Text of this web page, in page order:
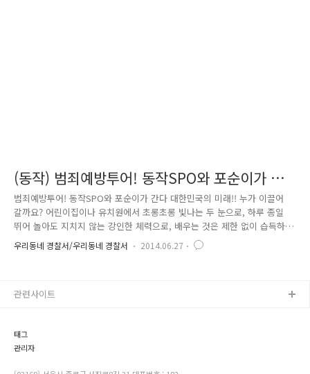
(동작) 범죄예방투어! 동작SPO와 포순이가 간
다!
범죄예방투어! 동작SPO와 포순이가 간다 대한민국의 미래!! 누가 이끌어
갈까요? 어린이집이나 유치원에서 초롱초롱 빛나는 두 눈으로, 하루 종일
뛰어 놀아도 지치지 않는 강인한 체력으로, 배우는 것은 제한 없이 습득하
는 무한한 두뇌 용량을 가진... 사랑스런 우리 아이들이 아닐까요? 이처럼
소중한 우리 아이들이 더 이상 범죄피해로 인해 상처를 받지 않도록 동작
습이 좀 어디선가 본 듯하지 않나요? 네? 네? 누구라구요? 정말 대단하십
우리동네 경찰서/우리동네 경찰서 2014.06.27
태그
관리자
관련사이트